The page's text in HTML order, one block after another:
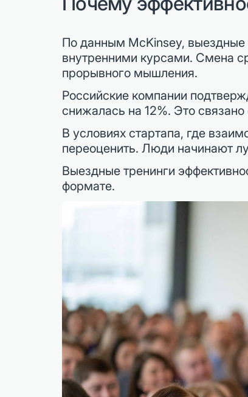
По данным McKinsey, выездные
внутренними курсами. Смена
прорывного мышления.
Российские компании
снижалась на 12%. Это
В условиях стартапа, где
переоценить. Люди начинают
Выездные тренинги
формате.